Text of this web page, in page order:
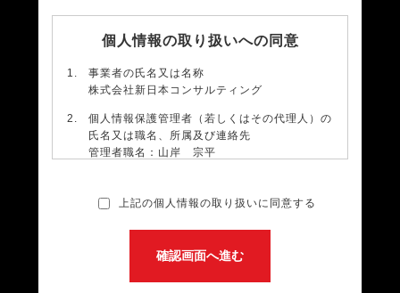
個人情報の取り扱いへの同意
事業者の氏名又は名称
株式会社新日本コンサルティング
個人情報保護管理者（若しくはその代理人）の
氏名又は職名、所属及び連絡先
管理者職名：山岸 宗平
TEL：03-4560-1000
個人情報の利用目的
・ご相談の対応（本人への連絡を含む）のため
・当社のサービス向上のため
上記の個人情報の取り扱いに同意する